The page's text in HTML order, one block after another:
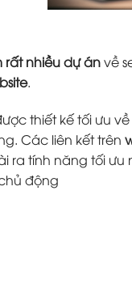
rất nhiều dự ánvề
.
thiết kế tối ưu
Các liên kết trên
ra tính năng tối
động